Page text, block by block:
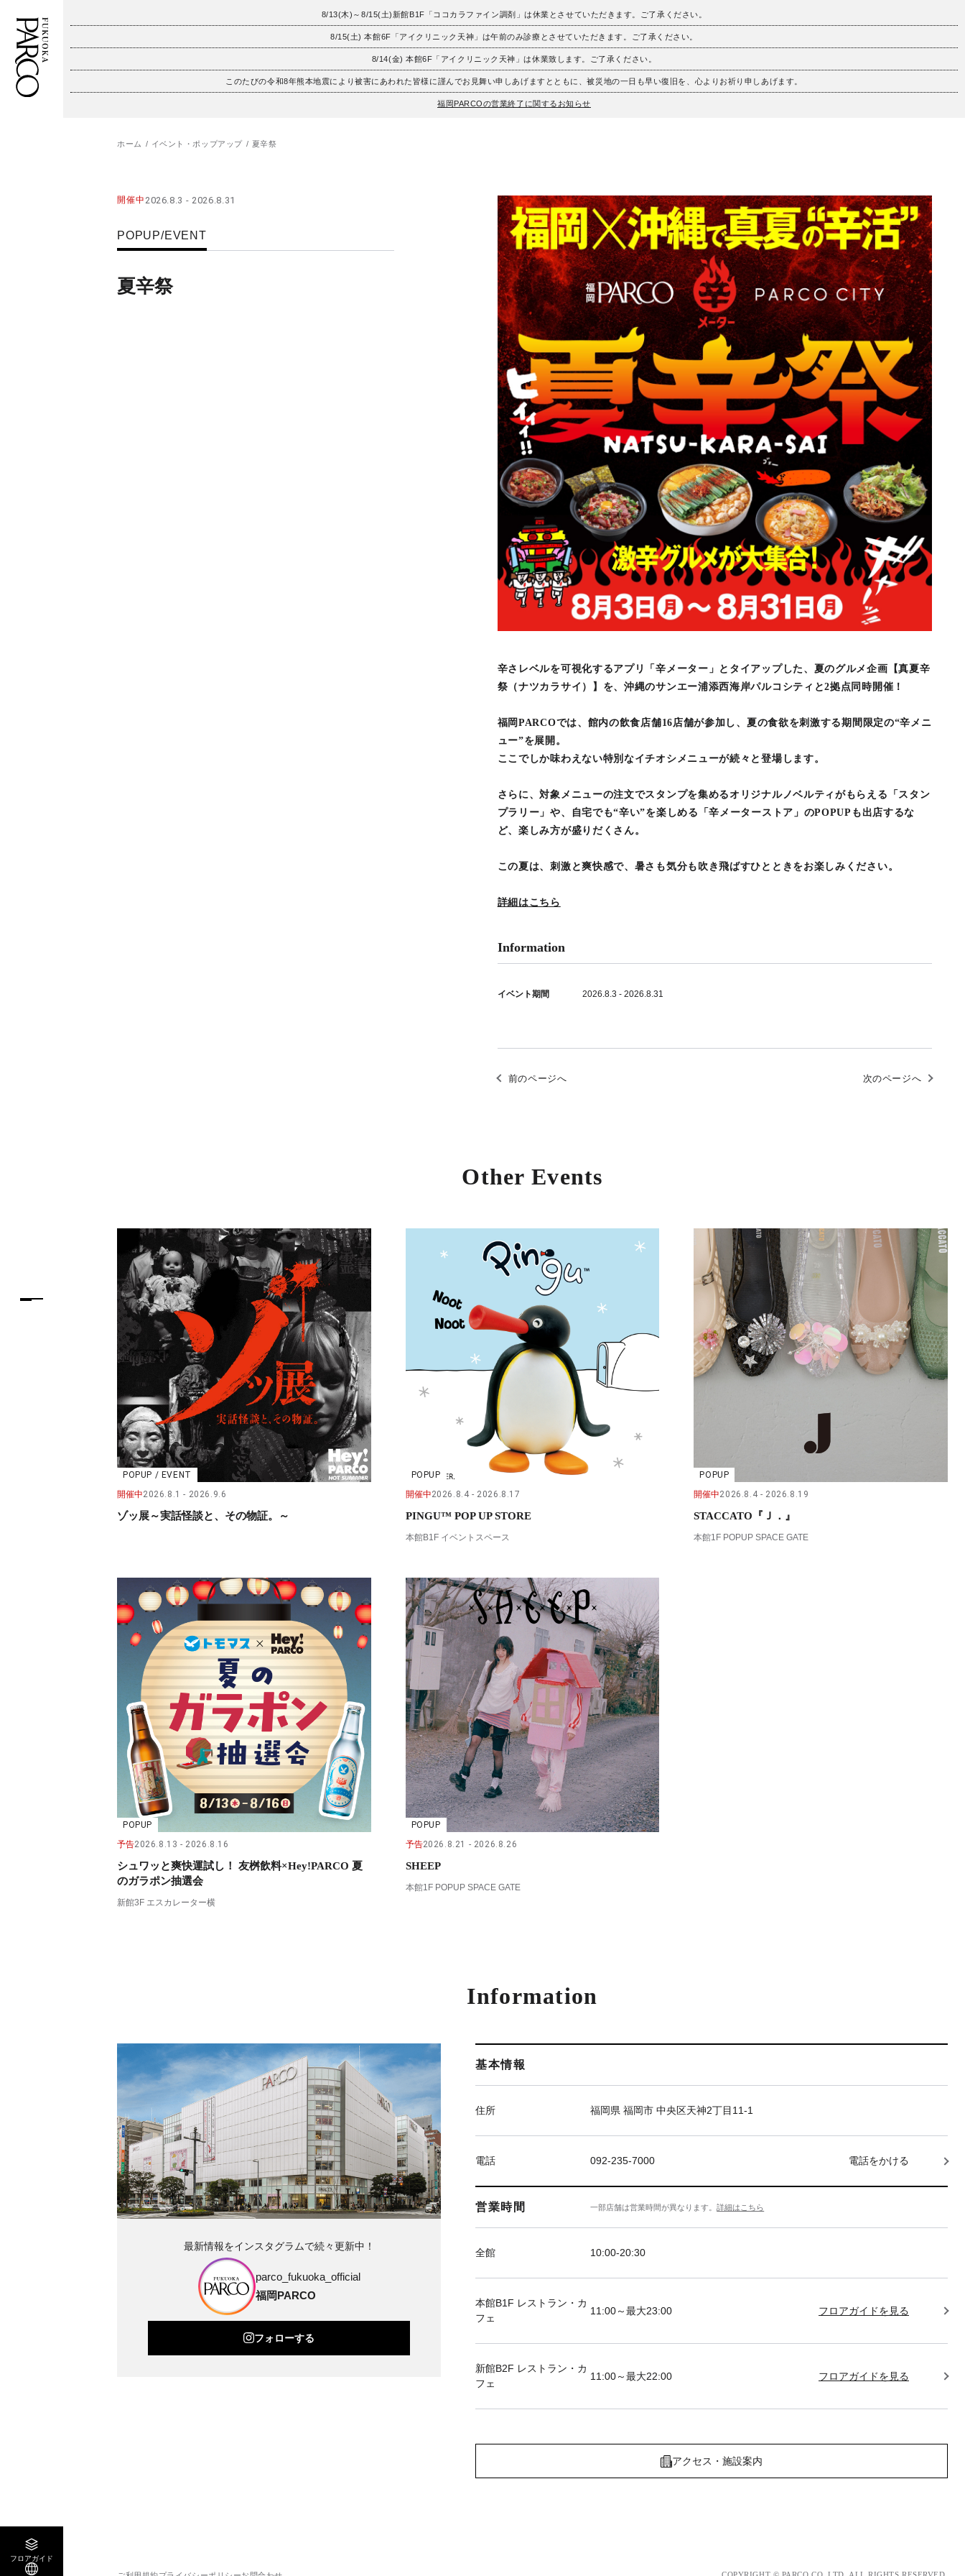
8/13(木)～8/15(土)新館B1F「ココカラファイン調剤」は休業とさせていただきます。ご了承ください。
8/15(土) 本館6F「アイクリニック天神」は午前のみ診療とさせていただきます。ご了承ください。
8/14(金) 本館6F「アイクリニック天神」は休業致します。ご了承ください。
このたびの令和8年熊本地震により被害にあわれた皆様に謹んでお見舞い申しあげますとともに、被災地の一日も早い復旧を、心よりお祈り申しあげます。
福岡PARCOの営業終了に関するお知らせ
フロアガイド
施設案内・アクセス
レストラン・カフェ
TAX FREE
ภาษาไทย
ホーム イベント・ポップアップ 夏辛祭
開催中2026.8.3 - 2026.8.31
POPUP/EVENT
夏辛祭
辛さレベルを可視化するアプリ「辛メーター」とタイアップした、夏のグルメ企画【真夏辛
祭（ナツカラサイ）】を、沖縄のサンエー浦添西海岸パルコシティと2拠点同時開催！
福岡PARCOでは、館内の飲食店舗16店舗が参加し、夏の食欲を刺激する期間限定の“辛メニ
ュー”を展開。
ここでしか味わえない特別なイチオシメニューが続々と登場します。
さらに、対象メニューの注文でスタンプを集めるオリジナルノベルティがもらえる「スタン
プラリー」や、自宅でも“辛い”を楽しめる「辛メーターストア」のPOPUPも出店するな
ど、楽しみ方が盛りだくさん。
この夏は、刺激と爽快感で、暑さも気分も吹き飛ばすひとときをお楽しみください。
詳細はこちら
Information
イベント期間 2026.8.3 - 2026.8.31
前のページへ 次のページへ
Other Events
POPUP / EVENT
開催中2026.8.1 2026.9.6
ゾッ展～実話怪談と、その物証。～
POPUP
開催中2026.8.4 2026.8.17
PINGU™ POP UP STORE
本館B1F イベントスペース
POPUP
開催中2026.8.4 2026.8.19
STACCATO『Ｊ．』
本館1F POPUP SPACE GATE
POPUP
予告2026.8.13 2026.8.16
シュワッと爽快運試し！ 友桝飲料×Hey!PARCO 夏
のガラポン抽選会
新館3F エスカレーター横
POPUP
予告2026.8.21 2026.8.26
SHEEP
本館1F POPUP SPACE GATE
Information
基本情報
住所 福岡県 福岡市 中央区天神2丁目11-1
電話 092-235-7000 電話をかける
営業時間 一部店舗は営業時間が異なります。詳細はこちら
全館 10:00-20:30
本館B1F レストラン・カ
フェ
11:00～最大23:00 フロアガイドを見る
新館B2F レストラン・カ
フェ
11:00～最大22:00 フロアガイドを見る
アクセス・施設案内
最新情報をインスタグラムで続々更新中！
parco_fukuoka_official
福岡PARCO
フォローする